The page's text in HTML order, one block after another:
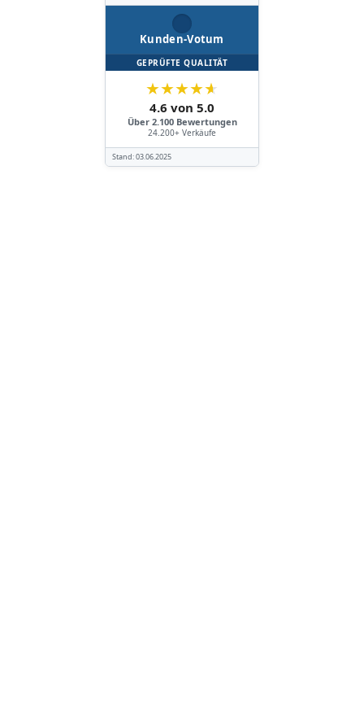
Kunden-Votum
GEPRÜFTE QUALITÄT
★★★★★
4.6 von 5.0
Über 2.100 Bewertungen
24.200+ Verkäufe
Stand:03.06.2025